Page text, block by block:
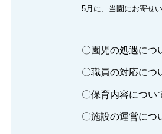
5月に、当園にお寄せ
〇園児の処遇につ
〇職員の対応につ
〇保育内容につい
〇施設の運営につ